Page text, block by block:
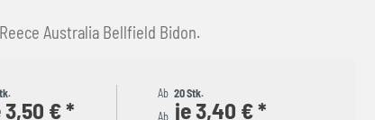
Australia Bellfield Bidon.
3,50 € *
Ab 20 Stk.
Ab je 3,40 € *